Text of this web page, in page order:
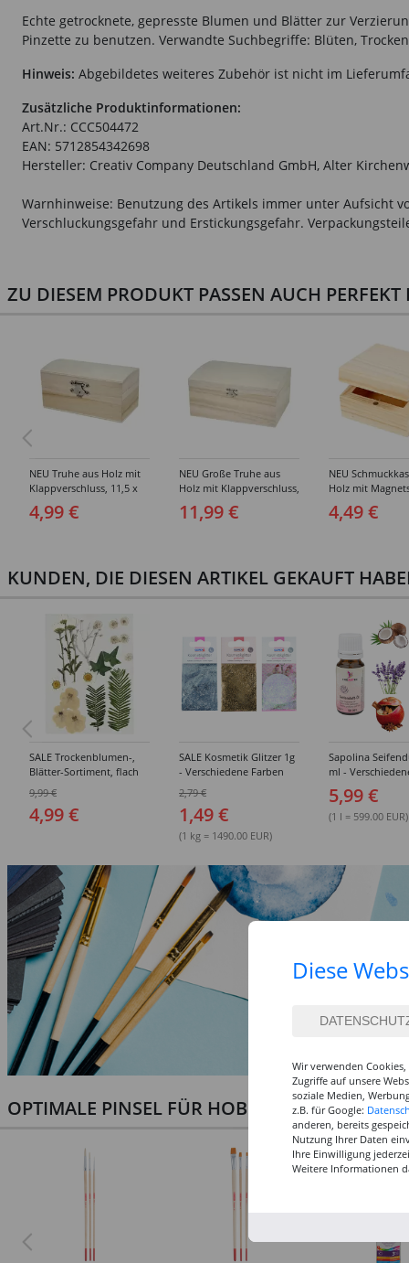
Echte getrocknete, gepresste Blumen und Blätter zur
Pinzette zu benutzen. Verwandte Suchbegriffe: Blüten,
Hinweis: Abgebildetes weiteres Zubehör ist nicht im
Zusätzliche Produktinformationen:
Art.Nr.: CCC504472
EAN: 5712854342698
Hersteller: Creativ Company Deutschland GmbH, Alter
Warnhinweise: Benutzung des Artikels immer unter Aufsicht
Verschluckungsgefahr und Erstickungsgefahr.
ZU DIESEM PRODUKT PASSEN AUCH PERFEKT
NEU Truhe aus Holz mit
Klappverschluss, 11,5 x
5,8 x 5,8 cm, 1 Stück
4,99 €
NEU Große Truhe aus
Holz mit Klappverschluss,
21,5 x 15,8 x 10,5 cm, 1
Stück
11,99 €
NEU
Holz mit
6 x 6 x 3,5 cm, 1
4,49 €
KUNDEN, DIE DIESEN ARTIKEL GEKAUFT
SALE Trockenblumen-,
Blätter-Sortiment, flach
gepresst, Naturweiß
9,99 €
4,99 €
SALE Kosmetik Glitzer 1g
- Verschiedene Farben
2,79 €
1,49 €
(1 kg = 1490.00 EUR)
Sapolina
ml -
5,99 €
(1 l = 599.00 EUR)
OPTIMALE PINSEL FÜR HOBBY & KUNST
Diese
Wir verwenden
Zugriffe auf unsere
soziale Medien,
z.B. für Google:
anderen, bereits
Nutzung Ihrer Daten
Ihre Einwilligung
Weitere Informationen